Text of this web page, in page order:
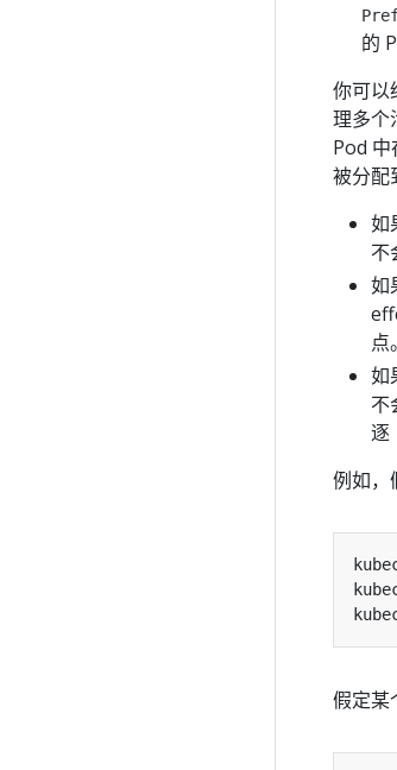
的
你可以
理多个
Pod
被分配
如
不
如
点。
如
不
逐
例如，
假定某